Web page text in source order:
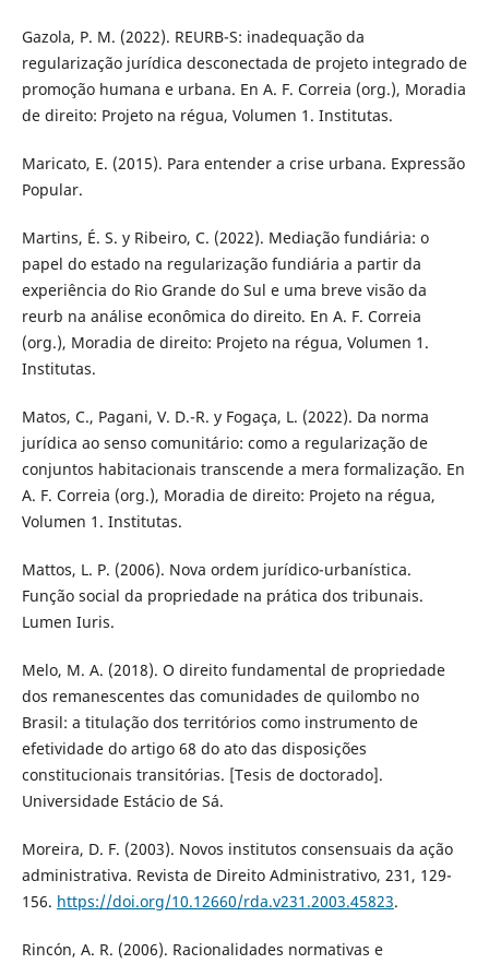
Gazola, P. M. (2022). REURB-S: inadequação da
regularização jurídica desconectada de projeto integrado de
promoção humana e urbana. En A. F. Correia (org.), Moradia
de direito: Projeto na régua, Volumen 1. Institutas.
Maricato, E. (2015). Para entender a crise urbana. Expressão
Popular.
Martins, É. S. y Ribeiro, C. (2022). Mediação fundiária: o
papel do estado na regularização fundiária a partir da
experiência do Rio Grande do Sul e uma breve visão da
reurb na análise econômica do direito. En A. F. Correia
(org.), Moradia de direito: Projeto na régua, Volumen 1.
Institutas.
Matos, C., Pagani, V. D.-R. y Fogaça, L. (2022). Da norma
jurídica ao senso comunitário: como a regularização de
conjuntos habitacionais transcende a mera formalização. En
A. F. Correia (org.), Moradia de direito: Projeto na régua,
Volumen 1. Institutas.
Mattos, L. P. (2006). Nova ordem jurídico-urbanística.
Função social da propriedade na prática dos tribunais.
Lumen Iuris.
Melo, M. A. (2018). O direito fundamental de propriedade
dos remanescentes das comunidades de quilombo no
Brasil: a titulação dos territórios como instrumento de
efetividade do artigo 68 do ato das disposições
constitucionais transitórias. [Tesis de doctorado].
Universidade Estácio de Sá.
Moreira, D. F. (2003). Novos institutos consensuais da ação
administrativa. Revista de Direito Administrativo, 231, 129-
156. https://doi.org/10.12660/rda.v231.2003.45823.
Rincón, A. R. (2006). Racionalidades normativas e